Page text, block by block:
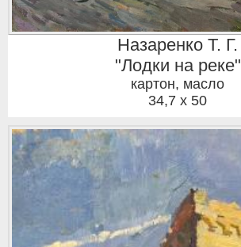
Назаренко Т. Г.
"Лодки на реке"
картон, масло
34,7 x 50